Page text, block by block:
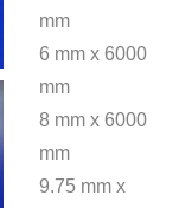
mm
6 mm x 6000
mm
8 mm x 6000
mm
9.75 mm x